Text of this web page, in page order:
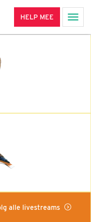
HELP MEE
alle livestreams